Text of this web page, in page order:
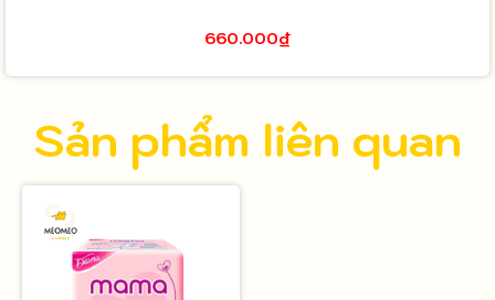
660.000₫
Sản phẩm liên quan